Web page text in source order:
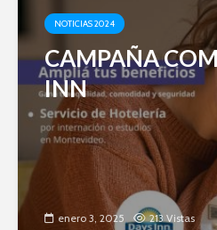
NOTICIAS 2024
CAMPAÑA
INN
enero 3, 2025 213 Vistas